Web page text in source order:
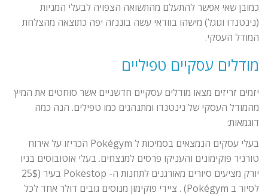
כמובן שאי אפשר להתעלם מהתשואה הצפויה לבעלי המניות
(נינטנדו וגוגל) מישהו בוודאי עשה בוננזה יפה כתוצאה מהצלחת
המודל העסקי.
מודלים עסקיים טפיליים
יזמים זריזים מצאו מודלים עסקיים חדשניים אשר סוחטים את המיץ
מהמודל העסקי של נינטנדו ומתנהגים כמו טפילים. הנה כמה
דוגמאות:
בעלי עסקים הנמצאים בסמיכות ל Pokégym הכריזו על אירוח
טורניר פוקימונים והעניקו פרסים למנצחים. בעלי אוטובוסים בניו
יורק מציעים סיורים מאורגנים לתחנות ה- Pokestop בעיר (25$
לסיור ב Pokégym) . ציידי פוקימון מנוסים גובים דולר אחד לכל